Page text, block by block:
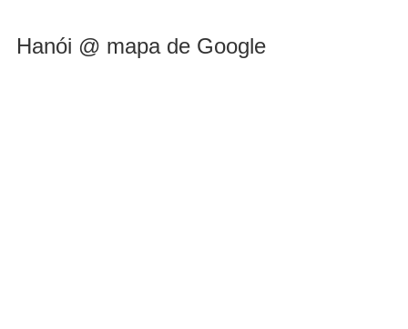
Hanói @ mapa de Google